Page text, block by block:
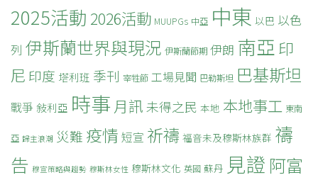
2025活動 2026活動 MUUPGs 中亞 中東 以巴 以色
列 伊斯蘭世界與現況 伊斯蘭節期 伊朗 南亞印
尼 印度 塔利班 季刊 宰牲節 工場見聞 巴勒斯坦 巴基斯坦
戰爭 敍利亞 時事 月訊未得之民 本地 本地事工 東南
亞 歸主浪潮 災難 疫情 短宣 祈禱 福音未及穆斯林族群 禱
告 穆宣策略與趨勢 穆斯林女性 穆斯林文化 英國 蘇丹 見證 阿富